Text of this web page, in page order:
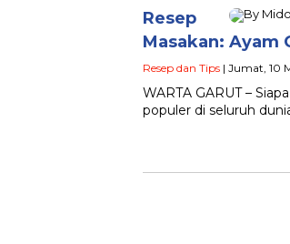
Resep
Masakan: Ayam
Resep dan Tips | Jumat, 10
WARTA GARUT –
populer di seluruh